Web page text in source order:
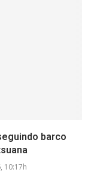
barco
10:17h